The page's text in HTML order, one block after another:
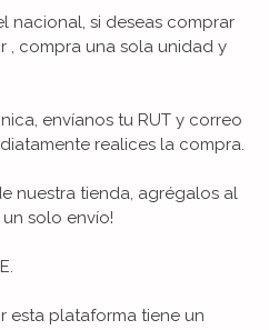
nacional, si deseas comprar
, compra una sola unidad y
envíanos tu RUT y correo
realices la compra.
nuestra tienda, agrégalos al
solo envío!
esta plataforma tiene un